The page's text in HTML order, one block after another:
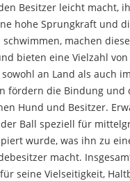
Besitzer leicht macht,
hohe Sprungkraft und
machen
bieten eine Vielzahl von
an Land als auch
fördern die Bindung und
Hund und Besitzer.
Ball speziell für
wurde, was ihn zu
macht.
seine Vielseitigkeit,